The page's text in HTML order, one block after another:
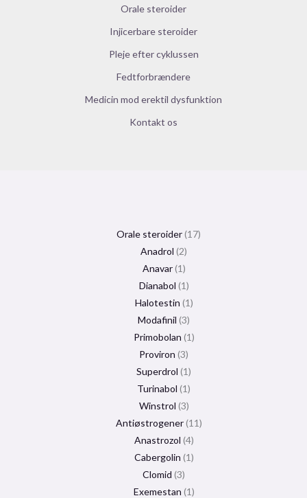
Orale steroider
Injicerbare steroider
Pleje efter cyklussen
Fedtforbrændere
Medicin mod erektil dysfunktion
Kontakt os
Orale steroider 17
Anadrol 2
Anavar 1
Dianabol 1
Halotestin 1
Modafinil 3
Primobolan 1
Proviron 3
Superdrol 1
Turinabol 1
Winstrol 3
Antiøstrogener 11
Anastrozol 4
Cabergolin 1
Clomid 3
Exemestan 1